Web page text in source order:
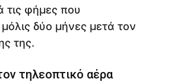
τις φήμες που
δύο μήνες μετά τον
της.
τηλεοπτικό αέρα